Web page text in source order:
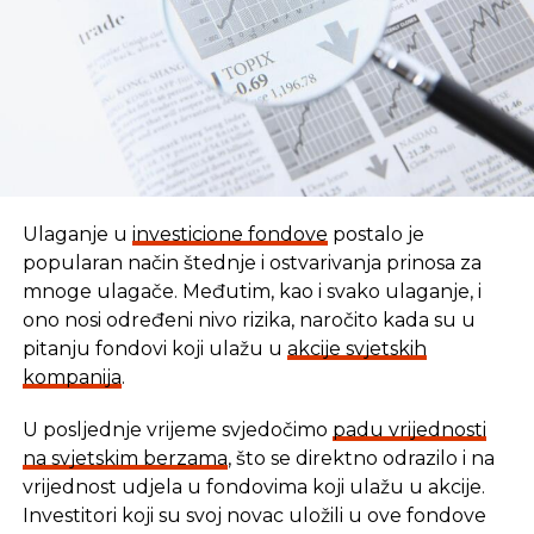
U vremenu kada tradicionalni oblici štednje nude
sve skromnije prinose, ovaj Fond se nameće kao
moderna alternativa svima koji žele da njihov novac
radi za njih, i da pritom podrže razvoj domaće
Ulaganje u investicione fondove postalo je
popularan način štednje i ostvarivanja prinosa za
mnoge ulagače. Međutim, kao i svako ulaganje, i
ono nosi određeni nivo rizika, naročito kada su u
pitanju fondovi koji ulažu u akcije svjetskih
kompanija.
U posljednje vrijeme svjedočimo padu vrijednosti
na svjetskim berzama, što se direktno odrazilo i na
vrijednost udjela u fondovima koji ulažu u akcije.
Investitori koji su svoj novac uložili u ove fondove